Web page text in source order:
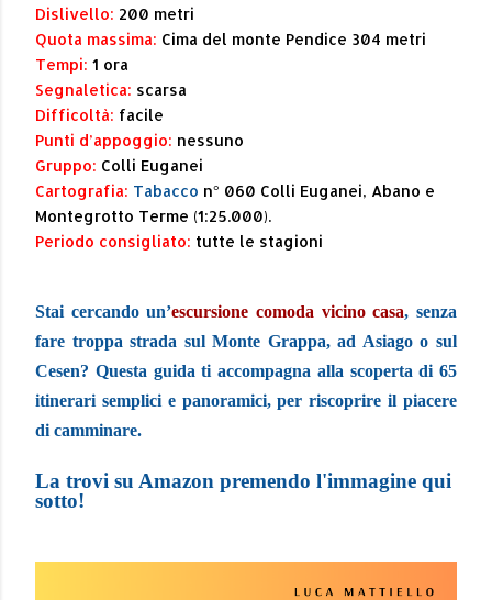
Dislivello: 200 metri
Quota massima: Cima del monte Pendice 304 metri
Tempi: 1 ora
Segnaletica: scarsa
Difficoltà: facile
Punti d’appoggio: nessuno
Gruppo: Colli Euganei
Cartografia: Tabacco n° 060 Colli Euganei, Abano e
Montegrotto Terme (1:25.000).
Periodo consigliato: tutte le stagioni
Stai cercando un’escursione comoda vicino casa, senza
fare troppa strada sul Monte Grappa, ad Asiago o sul
Cesen? Questa guida ti accompagna alla scoperta di 65
itinerari semplici e panoramici, per riscoprire il piacere
di camminare.
La trovi su Amazon premendo l'immagine qui
sotto!